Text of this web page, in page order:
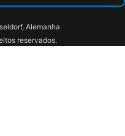
Alemanha
reservados.